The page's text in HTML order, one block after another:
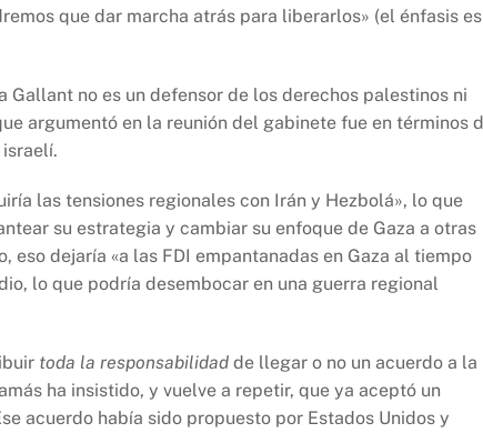
que dar marcha atrás para liberarlos» (el énfasis es
no es un defensor de los derechos palestinos ni
argumentó en la reunión del gabinete fue en términos
las tensiones regionales con Irán y Hezbolá», lo que
su estrategia y cambiar su enfoque de Gaza a otras
eso dejaría «a las FDI empantanadas en Gaza al tiempo
lo que podría desembocar en una guerra regional
toda la responsabilidad de llegar o no un acuerdo a la
ha insistido, y vuelve a repetir, que ya aceptó un
acuerdo había sido propuesto por Estados Unidos y